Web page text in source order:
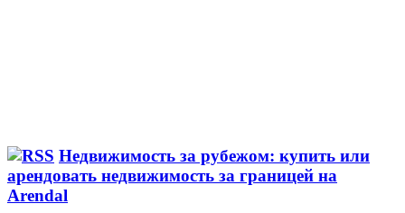
Недвижимость за рубежом: купить или
арендовать недвижимость за границей на
Arendal